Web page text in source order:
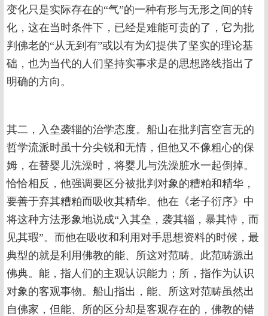
变化只是实际存在的“气”的一种有形与无形之间的转
化，这在当时条件下，已经是难能可贵的了，它为批
判佛老的“从无到有”或以有为幻提供了坚实的理论基
础，也为当代的人们坚持实事求是的思想路线指出了
明确的方向。
其二，入垒袭辎的治学态度。船山在批判言空言无的
哲学流派时虽十分尖锐和无情，但他又不像粗心的保
姆，在替婴儿洗澡时，将婴儿与洗澡脏水一起倒掉。
恰恰相反，他强调要区分被批判对象的糟粕和精华，
要善于弃其糟粕而吸收其精华。他在《老子衍序》中
将这种方法形象地说成“入其垒，袭其辎，暴其恃，而
见其瑕”。而他在吸收和利用对手思想资料的时候，最
典型的就是利用佛教的能、所这对范畴。此范畴源出
佛典。能，指人们的主观认识能力；所，指作为认识
对象的客观事物。船山指出，能、所这对范畴虽然出
自佛家，但能、所的区分却是客观存在的，佛教的错